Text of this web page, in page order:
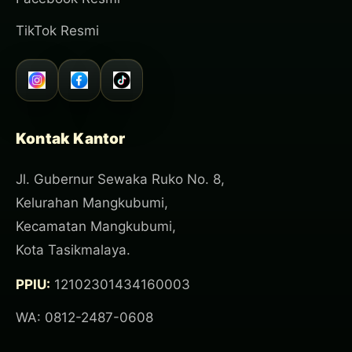
TikTok Resmi
Kontak Kantor
Jl. Gubernur Sewaka Ruko No. 8,
Kelurahan Mangkubumi,
Kecamatan Mangkubumi,
Kota Tasikmalaya.
PPIU: 12102301434160003
WA: 0812-2487-0608